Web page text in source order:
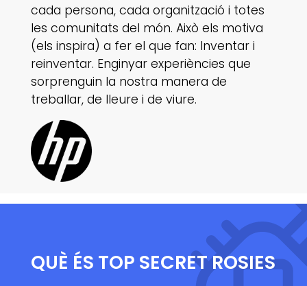
cada persona, cada organització i totes
les comunitats del món. Això els motiva
(els inspira) a fer el que fan: Inventar i
reinventar. Enginyar experiències que
sorprenguin la nostra manera de
treballar, de lleure i de viure.
QUÈ ÉS TOP SECRET ROSIES